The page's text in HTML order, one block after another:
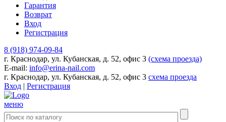
Гарантия
Возврат
Вход
Регистрация
8 (918) 974-09-84
г. Краснодар, ул. Кубанская, д. 52, офис 3 (схема проезда)
E-mail: info@erina-nail.com
г. Краснодар, ул. Кубанская, д. 52, офис 3 схема проезда
Вход | Регистрация
меню